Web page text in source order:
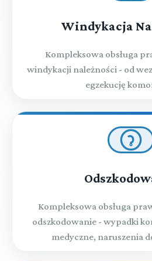
Windykacja
Kompleksowa obsługa
windykacji należności - od
egzekucję
Kompleksowa obsługa
odszkodowanie - wypadki
medyczne, naruszenia